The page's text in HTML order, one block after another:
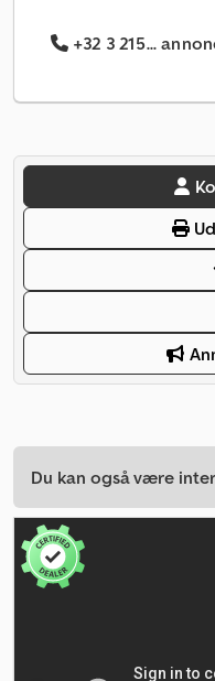
+32 3 215...
Du kan også være